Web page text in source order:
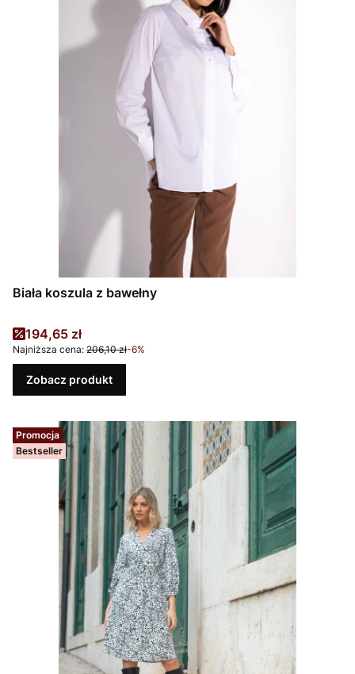
Biała koszula z bawełny
Cena promocyjna
194,65 zł
Najniższa cena: 206,10 zł-6%
Zobacz produkt
Promocja
Bestseller